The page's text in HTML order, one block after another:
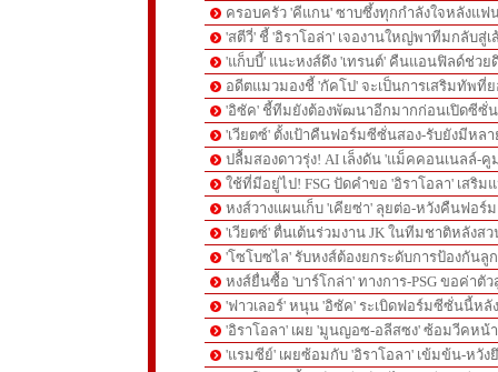
ครอบครัว 'คีแกน' ซาบซึ้งทุกกำลังใจหลังแฟ
'สตีวี่' ชี้ 'อิราโอล่า' เจองานใหญ่พาทีมกลับสู่
'แก็บบี้' แนะหงส์ดึง 'เทรนต์' คืนแอนฟิลด์ช่วย
อดีตแมวมองชี้ 'กัคโป' จะเป็นการเสริมทัพที่
'อิซัค' ชี้ทีมยังต้องพัฒนาอีกมากก่อนเปิดซีซั่
'เวียตซ์' ตั้งเป้าคืนฟอร์มซีซั่นสอง-รับยังมีหล
ปลื้มสองดาวรุ่ง! AI เล็งดัน 'แม็คคอนเนลล์-
ใช้ที่มีอยู่ไป! FSG ปัดคำขอ 'อิราโอลา' เสริม
หงส์วางแผนเก็บ 'เคียซ่า' ลุยต่อ-หวังคืนฟอร์
'เวียตซ์' ตื่นเต้นร่วมงาน JK ในทีมชาติหลังส
'โซโบซไล' รับหงส์ต้องยกระดับการป้องกันลูก
หงส์ยื่นซื้อ 'บาร์โกล่า' ทางการ-PSG ขอค่าตัว
'ฟาวเลอร์' หนุน 'อิซัค' ระเบิดฟอร์มซีซั่นนี้หลั
'อิราโอลา' เผย 'มูนญอซ-อลีสซง' ซ้อมวีคหน้
'แรมซีย์' เผยซ้อมกับ 'อิราโอลา' เข้มข้น-หวั